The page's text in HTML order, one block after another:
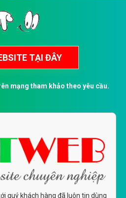
mạng tham khảo theo yêu cầu.
quý khách hàng đã luôn tin dùng